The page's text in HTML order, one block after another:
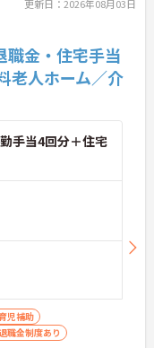
更新日：2026年08月03日
職金・住宅手当
老人ホーム／介
手当4回分＋住宅
児補助
職金制度あり